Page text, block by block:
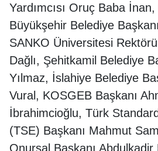
Yardımcısı Oruç Baba
Büyükşehir Belediye
SANKO Üniversitesi
Dağlı, Şehitkamil Belediye
Yılmaz, İslahiye Belediye
Vural, KOSGEB Başkanı
İbrahimcioğlu, Türk
(TSE) Başkanı Mahmut
Onursal Başkanı